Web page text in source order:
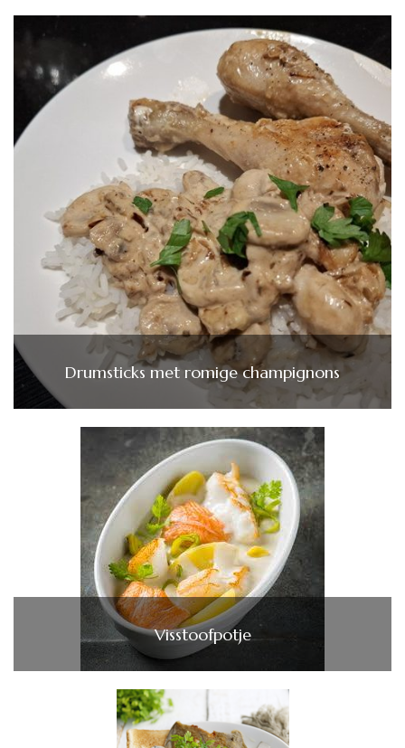
Drumsticks met romige champignons
Visstoofpotje